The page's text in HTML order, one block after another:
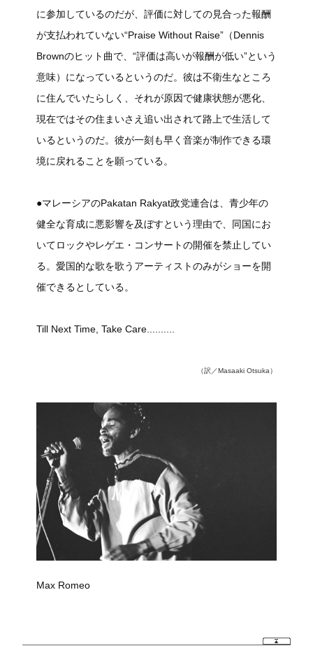
に参加しているのだが、評価に対しての見合った報酬
が支払われていない“Praise Without Raise”（Dennis
Brownのヒット曲で、“評価は高いが報酬が低い”という
意味）になっているというのだ。彼は不衛生なところ
に住んでいたらしく、それが原因で健康状態が悪化、
現在ではその住まいさえ追い出されて路上で生活して
いるというのだ。彼が一刻も早く音楽が制作できる環
境に戻れることを願っている。
●マレーシアのPakatan Rakyat政党連合は、青少年の
健全な育成に悪影響を及ぼすという理由で、同国にお
いてロックやレゲエ・コンサートの開催を禁止してい
る。愛国的な歌を歌うアーティストのみがショーを開
催できるとしている。
Till Next Time, Take Care..........
（訳／Masaaki Otsuka）
Max Romeo